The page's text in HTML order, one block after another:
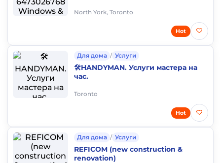
Repair
North York, Toronto
Hot
Для дома / Услуги
🛠️HANDYMAN. Услуги мастера на
час.
Toronto
Hot
Для дома / Услуги
REFICOM (new construction &
renovation)